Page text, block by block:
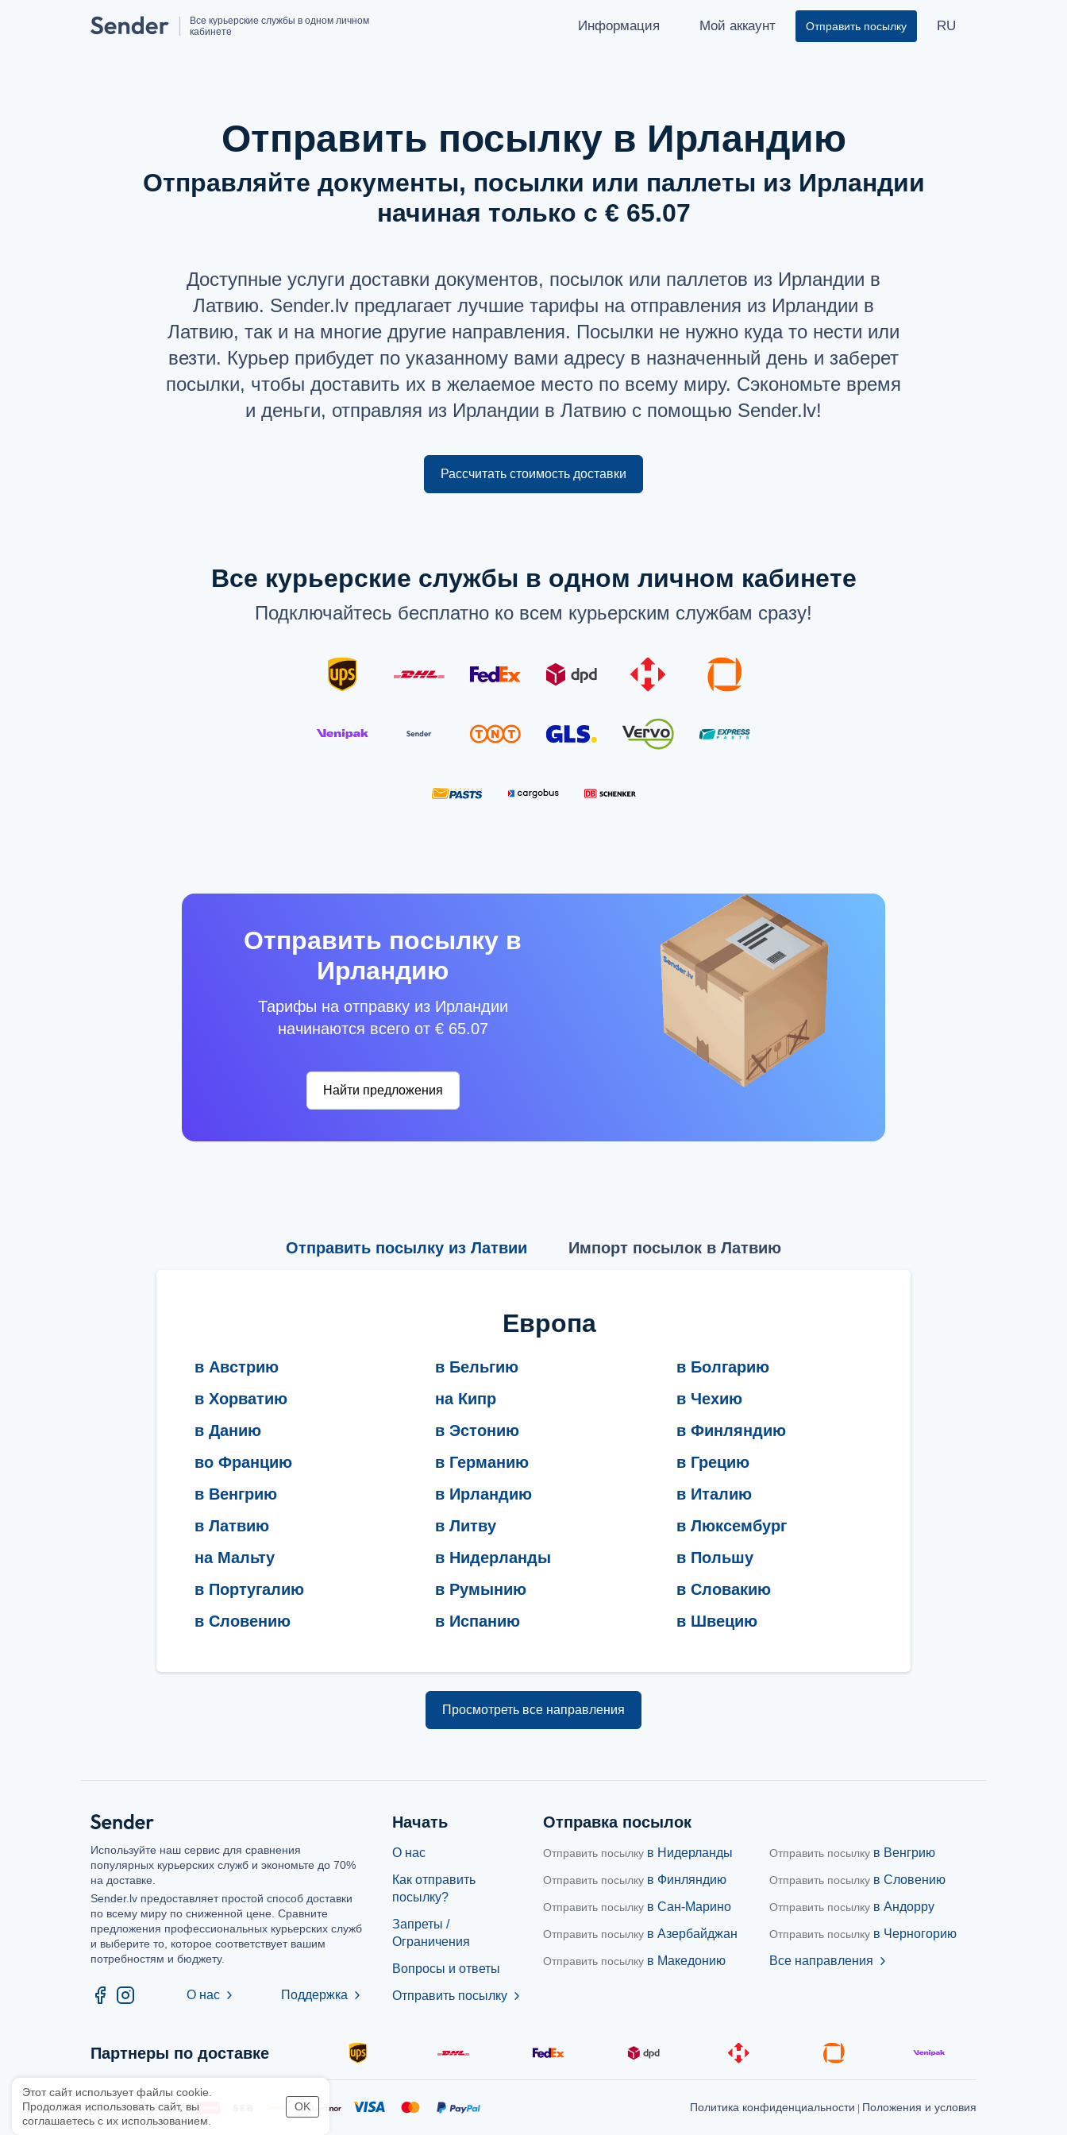
Все курьерские службы в одном личном
кабинете
Информация Мой аккаунт Отправить посылку RU
Партнеры-перевозчики
Запреты / Ограничения
Документация API
users О НАС
English
Отправить посылку в Ирландию
Отправляйте документы, посылки или паллеты из Ирландии
начиная только с € 65.07
Доступные услуги доставки документов, посылок или паллетов из Ирландии в
Латвию. Sender.lv предлагает лучшие тарифы на отправления из Ирландии в
Латвию, так и на многие другие направления. Посылки не нужно куда то нести или
везти. Курьер прибудет по указанному вами адресу в назначенный день и заберет
посылки, чтобы доставить их в желаемое место по всему миру. Сэкономьте время
и деньги, отправляя из Ирландии в Латвию с помощью Sender.lv!
Рассчитать стоимость доставки
Все курьерские службы в одном личном кабинете
Подключайтесь бесплатно ко всем курьерским службам сразу!
Отправить посылку в
Ирландию
Тарифы на отправку из Ирландии
начинаются всего от € 65.07
Найти предложения
Отправить посылку из Латвии Импорт посылок в Латвию
Европа
в Австрию в Бельгию
в Болгарию
в Хорватию
на Кипр
в Чехию
в Данию
в Эстонию
в Финляндию
во Францию
в Германию
в Грецию
в Венгрию
в Ирландию
в Италию
в Латвию
в Литву
в Люксембург
на Мальту
в Нидерланды
в Польшу
в Португалию
в Румынию
в Словакию
в Словению
в Испанию в Швецию
Просмотреть все направления
Используйте наш сервис для сравнения
популярных курьерских служб и экономьте до 70%
на доставке.
Sender.lv предоставляет простой способ доставки
по всему миру по сниженной цене. Сравните
предложения профессиональных курьерских служб
и выберите то, которое соответствует вашим
потребностям и бюджету.
О нас chevron_right Поддержка chevron_right
Начать
О нас
Как отправить
посылку?
Запреты /
Ограничения
Вопросы и ответы
Отправить посылку chevron_right
Отправка посылок
Отправить посылку в Нидерланды Отправить посылку в Венгрию
Отправить посылку в Финляндию Отправить посылку в Словению
Отправить посылку в Сан-Марино Отправить посылку в Андорру
Отправить посылку в Азербайджан Отправить посылку в Черногорию
Отправить посылку в Македонию Все направления chevron_right
Партнеры по доставке
Sender.lv © 2026 Политика конфиденциальности Положения и условия
Этот сайт использует файлы cookie.
Продолжая использовать сайт, вы
соглашаетесь с их использованием.
OK